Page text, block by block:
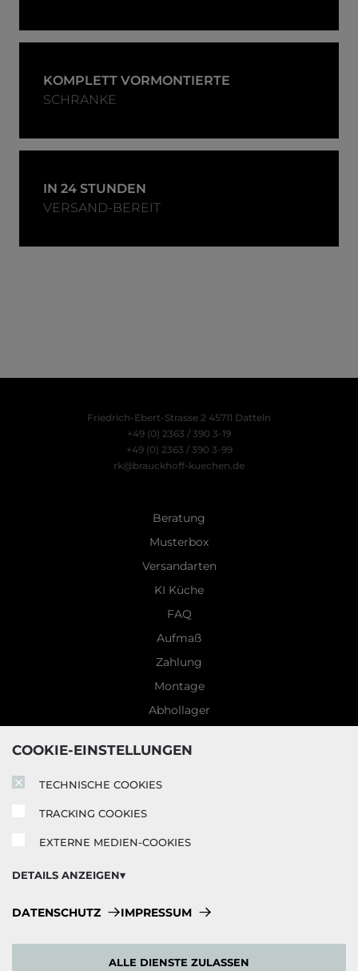
COOKIE-EINSTELLUNGEN
TECHNISCHE COOKIES
TRACKING COOKIES
EXTERNE MEDIEN-COOKIES
DETAILS ANZEIGEN
Technische Cookies:
Tracking Cookies:
DATENSCHUTZ IMPRESSUM
ALLE DIENSTE ZULASSEN
KOMPLETT VORMONTIERTE
SCHRANKE
IN 24 STUNDEN
VERSAND-BEREIT
Friedrich-Ebert-Strasse 2 45711 Datteln
+49 (0) 2363 / 390 3-19
+49 (0) 2363 / 390 3-99
rk@brauckhoff-kuechen.de
Beratung
Musterbox
Versandarten
KI Küche
FAQ
Aufmaß
Zahlung
Montage
Abhollager
5 Jahre Garantie